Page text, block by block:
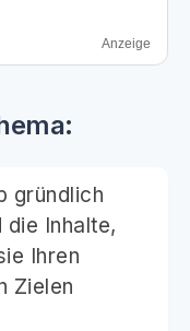
Anzeige
gründlich
die Inhalte,
Ihren
Zielen